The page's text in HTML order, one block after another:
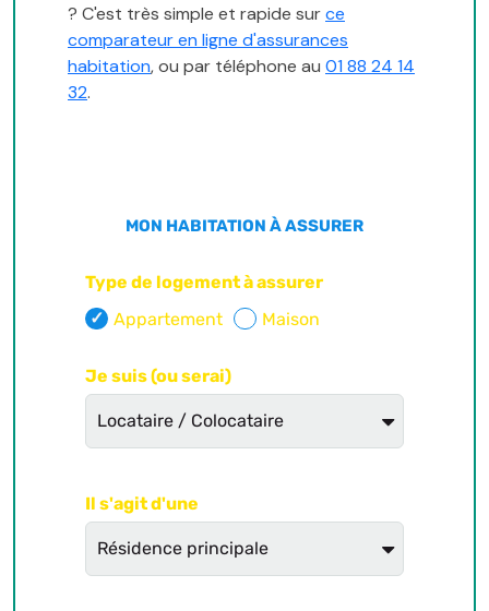
? C'est très simple et rapide surce
comparateur en ligne d'assurances
habitation, ou par téléphone au 01 88 24 14
32.